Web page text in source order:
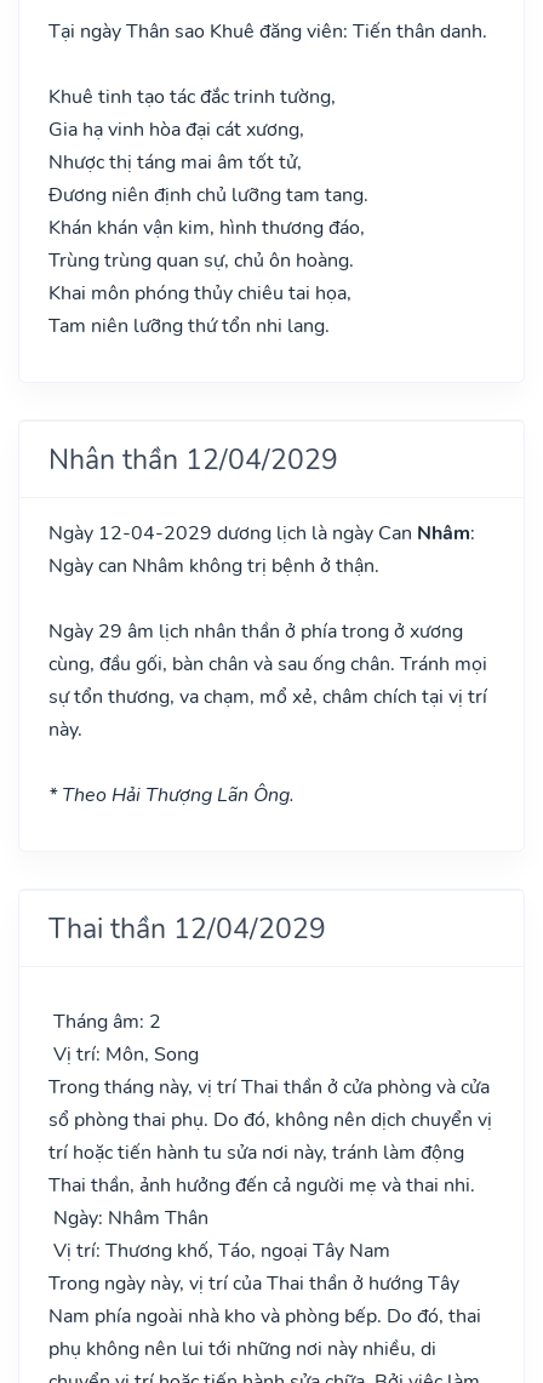
Tại ngày Thân sao Khuê đăng viên: Tiến thân danh.
Khuê tinh tạo tác đắc trinh tường,
Gia hạ vinh hòa đại cát xương,
Nhược thị táng mai âm tốt tử,
Đương niên định chủ lưỡng tam tang.
Khán khán vận kim, hình thương đáo,
Trùng trùng quan sự, chủ ôn hoàng.
Khai môn phóng thủy chiêu tai họa,
Tam niên lưỡng thứ tổn nhi lang.
Nhân thần 12/04/2029
Ngày 12-04-2029 dương lịch là ngày Can Nhâm:
Ngày can Nhâm không trị bệnh ở thận.
Ngày 29 âm lịch nhân thần ở phía trong ở xương
cùng, đầu gối, bàn chân và sau ống chân. Tránh mọi
sự tổn thương, va chạm, mổ xẻ, châm chích tại vị trí
này.
* Theo Hải Thượng Lãn Ông.
Thai thần 12/04/2029
Tháng âm: 2
Vị trí: Môn, Song
Trong tháng này, vị trí Thai thần ở cửa phòng và cửa
sổ phòng thai phụ. Do đó, không nên dịch chuyển vị
trí hoặc tiến hành tu sửa nơi này, tránh làm động
Thai thần, ảnh hưởng đến cả người mẹ và thai nhi.
Ngày: Nhâm Thân
Vị trí: Thương khố, Táo, ngoại Tây Nam
Trong ngày này, vị trí của Thai thần ở hướng Tây
Nam phía ngoài nhà kho và phòng bếp. Do đó, thai
phụ không nên lui tới những nơi này nhiều, di